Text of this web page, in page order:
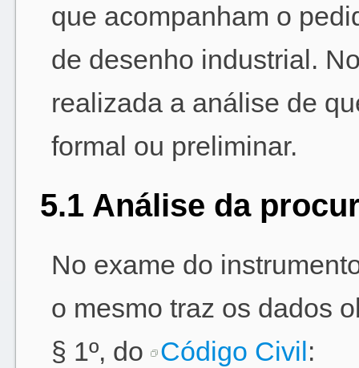
que acompanham o
de desenho industrial.
realizada a análise de
formal ou preliminar.
5.1 Análise da
No exame do
o mesmo traz os dados
§ 1º, do
Código Civil: